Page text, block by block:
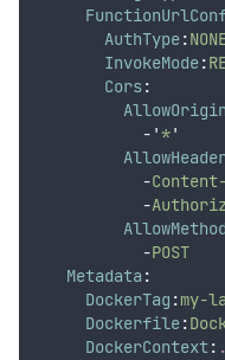
AuthType:
InvokeMode:
Cors:
- '*'
-
-
-POST
Metadata :
DockerTag :my-
Dockerfile:
DockerContext: .